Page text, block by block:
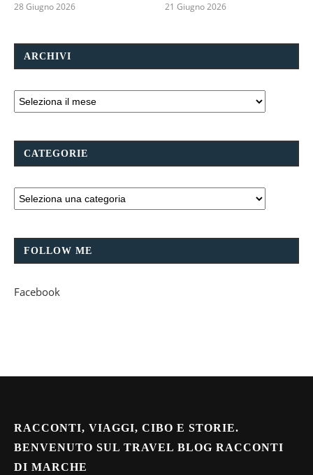
28 Giugno 2026 21 Giugno 2026
ARCHIVI
CATEGORIE
FOLLOW ME
Facebook
RACCONTI, VIAGGI, CIBO E STORIE.
BENVENUTO SUL TRAVEL BLOG RACCONTI
DI MARCHE